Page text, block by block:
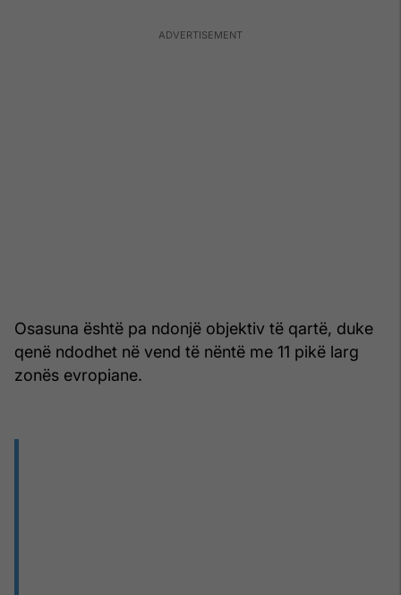
Osasuna është pa ndonjë objektiv të qartë, duke
qenë ndodhet në vend të nëntë me 11 pikë larg
zonës evropiane.